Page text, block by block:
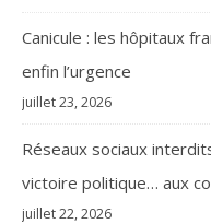
Canicule : les hôpitaux
enfin l’urgence
juillet 23, 2026
Réseaux sociaux
victoire politique… aux
juillet 22, 2026